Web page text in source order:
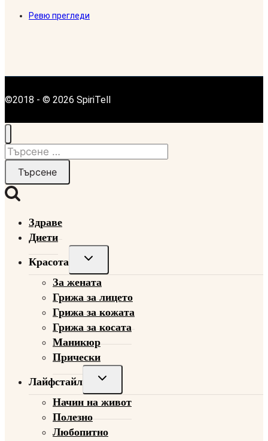
Ревю прегледи
©2018 - © 2026 SpiriTell
Търсене
Здраве
Диети
Красота
Toggle
menu
За жената
Грижа за лицето
Грижа за кожата
Грижа за косата
Маникюр
Прически
Лайфстайл
Toggle
menu
Начин на живот
Полезно
Любопитно